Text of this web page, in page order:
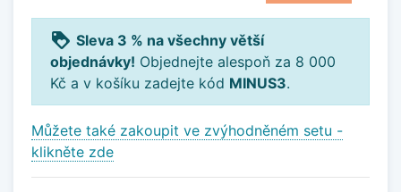
loyalty Sleva 3 % na všechny větší
objednávky! Objednejte alespoň za 8 000
Kč a v košíku zadejte kód MINUS3.
Můžete také zakoupit ve zvýhodněném setu -
klikněte zde